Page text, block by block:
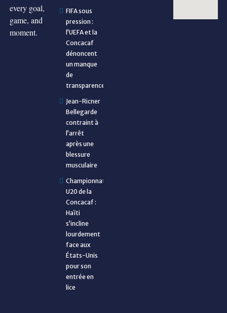
every goal,
game, and
moment.
FIFA sous
pression :
l’UEFA et la
Concacaf
dénoncent
un manque
de
transparence
Jean-Ricner
Bellegarde
contraint à
l’arrêt
après une
blessure
musculaire
Championnat
U20 de la
Concacaf :
Haïti
s’incline
lourdement
face aux
États-Unis
pour son
entrée en
lice